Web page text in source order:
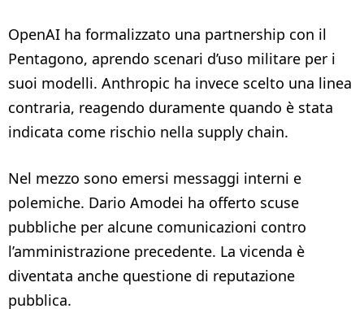
OpenAI ha formalizzato una partnership con il
Pentagono, aprendo scenari d’uso militare per i
suoi modelli. Anthropic ha invece scelto una linea
contraria, reagendo duramente quando è stata
indicata come rischio nella supply chain.
Nel mezzo sono emersi messaggi interni e
polemiche. Dario Amodei ha offerto scuse
pubbliche per alcune comunicazioni contro
l’amministrazione precedente. La vicenda è
diventata anche questione di reputazione
pubblica.